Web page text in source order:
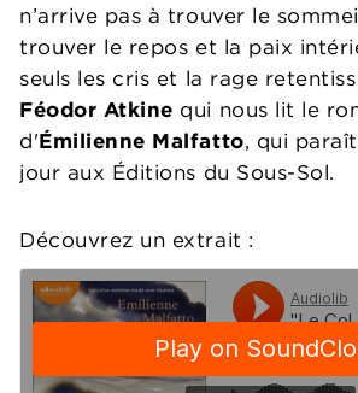
n’arrive pas à trouver le
trouver le repos et la paix
seuls les cris et la rage
Féodor Atkine qui nous lit le
d'Émilienne Malfatto, qui
jour aux Éditions du Sous-Sol.
Découvrez un extrait :